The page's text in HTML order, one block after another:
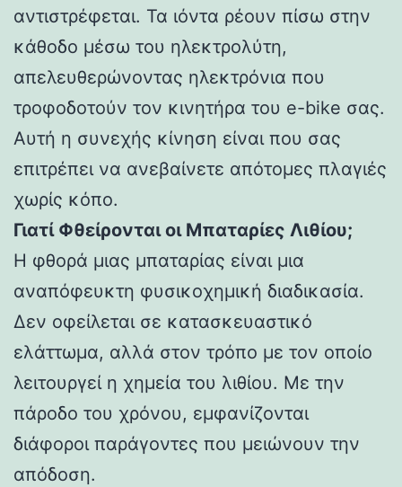
αντιστρέφεται. Τα ιόντα ρέουν πίσω στην
κάθοδο μέσω του ηλεκτρολύτη,
απελευθερώνοντας ηλεκτρόνια που
τροφοδοτούν τον κινητήρα του e-bike σας.
Αυτή η συνεχής κίνηση είναι που σας
επιτρέπει να ανεβαίνετε απότομες πλαγιές
χωρίς κόπο.
Γιατί Φθείρονται οι Μπαταρίες Λιθίου;
Η φθορά μιας μπαταρίας είναι μια
αναπόφευκτη φυσικοχημική διαδικασία.
Δεν οφείλεται σε κατασκευαστικό
ελάττωμα, αλλά στον τρόπο με τον οποίο
λειτουργεί η χημεία του λιθίου. Με την
πάροδο του χρόνου, εμφανίζονται
διάφοροι παράγοντες που μειώνουν την
απόδοση.